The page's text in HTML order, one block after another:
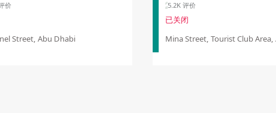
价
Street, Abu Dhabi
5.2K 评价
已关闭
Mina Street, Tourist Club Area,